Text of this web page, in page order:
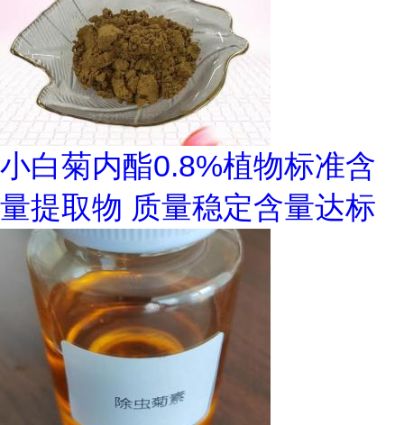
小白菊内酯0.8%植物标准含
量提取物 质量稳定含量达标